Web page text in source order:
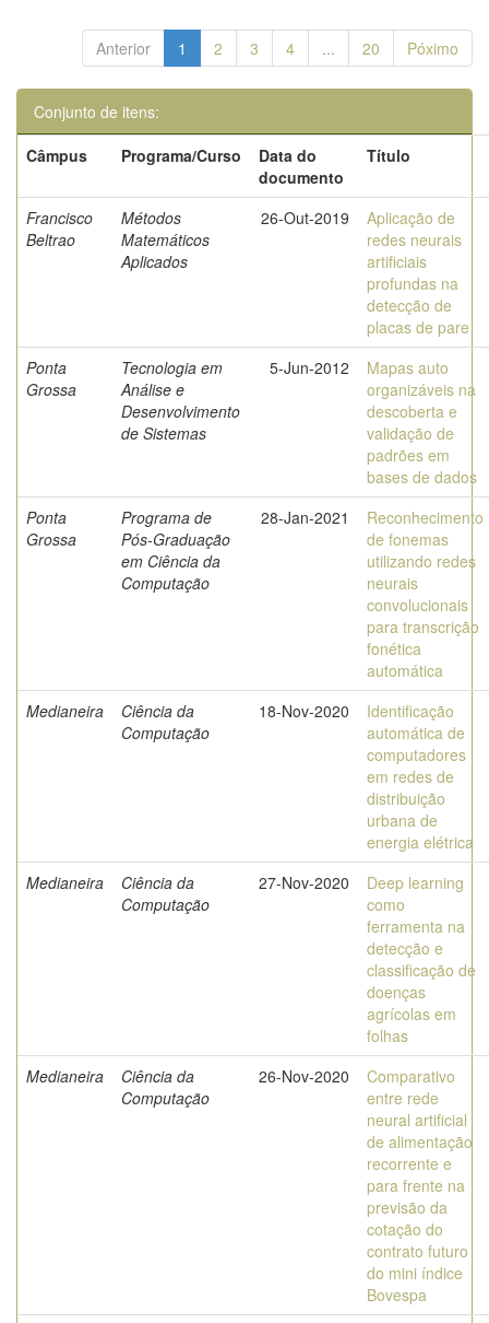
Anterior 1 2 3 4 ... 20 Póximo
Conjunto de itens:
Câmpus
Programa/Curso
Data do
documento
Título
Francisco
Beltrao
Métodos
Matemáticos
Aplicados
26-Out-2019
Aplicação de
redes neurais
artificiais
profundas na
detecção de
placas de pare
Ponta
Grossa
Tecnologia em
Análise e
Desenvolvimento
de Sistemas
5-Jun-2012
Mapas auto
organizáveis na
descoberta e
validação de
padrões em
bases de dados
Ponta
Grossa
Programa de
Pós-Graduação
em Ciência da
Computação
28-Jan-2021
Reconhecimento
de fonemas
utilizando redes
neurais
convolucionais
para transcrição
fonética
automática
Medianeira
Ciência da
Computação
18-Nov-2020
Identificação
automática de
computadores
em redes de
distribuição
urbana de
energia elétrica
Medianeira
Ciência da
Computação
27-Nov-2020
Deep learning
como
ferramenta na
detecção e
classificação de
doenças
agrícolas em
folhas
Medianeira
Ciência da
Computação
26-Nov-2020
Comparativo
entre rede
neural artificial
de alimentação
recorrente e
para frente na
previsão da
cotação do
contrato futuro
do mini índice
Bovespa